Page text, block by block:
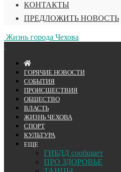
КОНТАКТЫ
ПРЕДЛОЖИТЬ НОВОСТЬ
Жизнь города Чехова
ГОРЯЧИЕ НОВОСТИ
СОБЫТИЯ
ПРОИСШЕСТВИЯ
ОБЩЕСТВО
ВЛАСТЬ
ЖИЗНЬ ЧЕХОВА
СПОРТ
КУЛЬТУРА
ЕЩЕ
ГИБДД сообщает
ПРО ЗДОРОВЬЕ